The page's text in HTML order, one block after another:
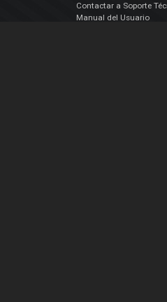
Contactar a Soporte
Manual del Usuario